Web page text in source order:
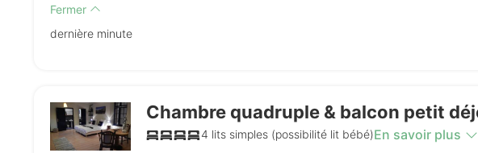
Fermer
dernière minute
Chambre quadruple & balcon petit
4 lits simples (possibilité lit bébé)En savoir plus